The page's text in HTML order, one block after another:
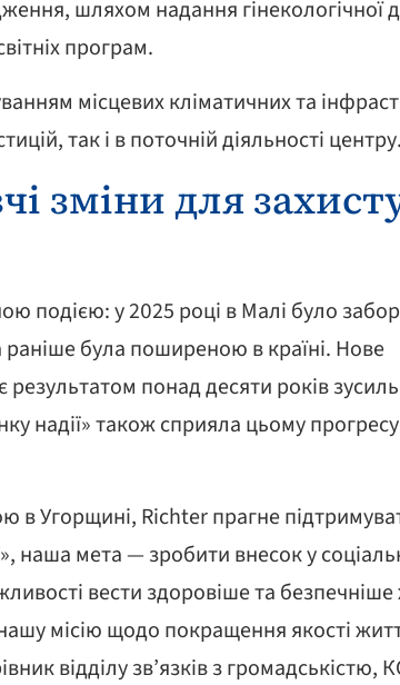
шляхом надання гінекологічної
програм.
місцевих кліматичних та
так і в поточній діяльності центру.
зміни для
подією: у 2025 році в Малі було
раніше була поширеною в країні. Нове
понад десяти років зусиль
надії» також сприяла цьому
в Угорщині, Richter прагне
наша мета — зробити внесок у
вести здоровіше та
місію щодо покращення якості
відділу зв’язків з громадськістю,